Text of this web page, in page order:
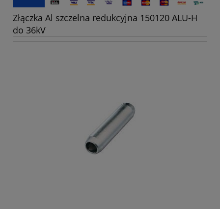
Złączka Al szczelna redukcyjna 150120 ALU-H
do 36kV